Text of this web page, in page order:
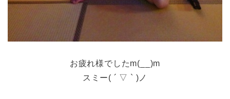
お疲れ様でしたm(__)m
スミー( ´ ▽ ` )ノ